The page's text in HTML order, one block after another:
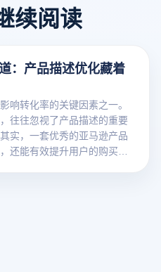
续阅读
：产品描述优化藏着
响转化率的关键因素之一。
往往忽视了产品描述的重要
实，一套优秀的亚马逊产品
还能有效提升用户的购买意